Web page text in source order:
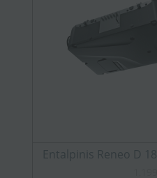
Entalpinis Reneo D